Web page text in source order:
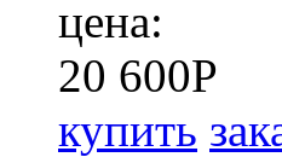
цена:
20 600P
купить